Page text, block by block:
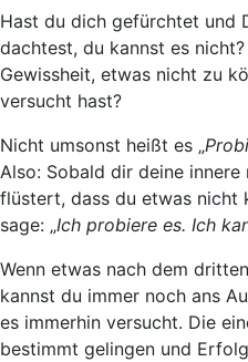
Hast du dich gefürchtet und
dachtest, du kannst es
Gewissheit, etwas nicht zu
versucht hast?
Nicht umsonst heißt es „
Also: Sobald dir deine
flüstert, dass du etwas nicht
sage: „Ich probiere es. Ich
Wenn etwas nach dem
kannst du immer noch ans
es immerhin versucht. Die
bestimmt gelingen und